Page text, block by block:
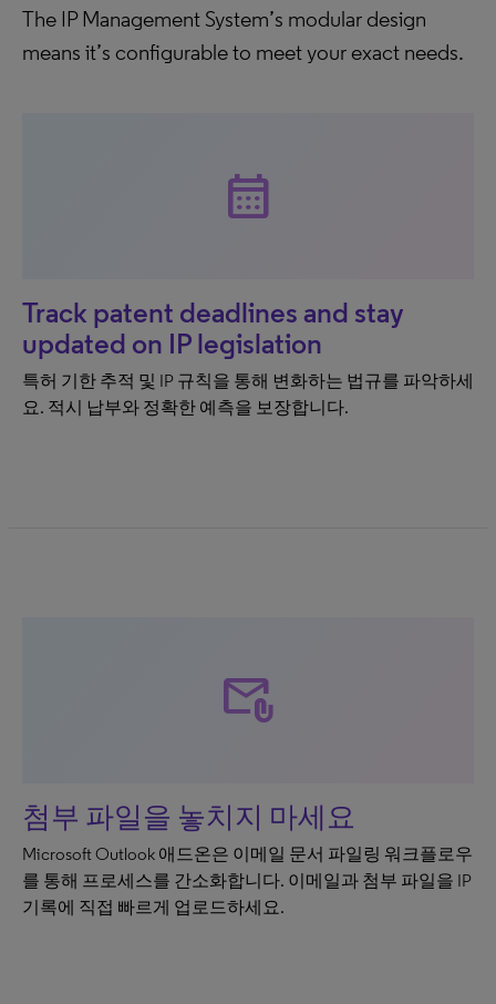
The IP Management System’s modular design
means it’s configurable to meet your exact needs.
calendar_month
Track patent deadlines and stay
updated on IP legislation
특허 기한 추적 및 IP 규칙을 통해 변화하는 법규를 파악하세
요. 적시 납부와 정확한 예측을 보장합니다.
attach_email
첨부 파일을 놓치지 마세요
Microsoft Outlook 애드온은 이메일 문서 파일링 워크플로우
를 통해 프로세스를 간소화합니다. 이메일과 첨부 파일을 IP
기록에 직접 빠르게 업로드하세요.